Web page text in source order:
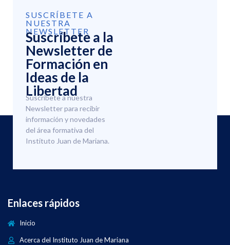
SUSCRÍBETE A
NUESTRA
NEWSLETTER
Suscríbete a la
Newsletter de
Formación en
Ideas de la
Libertad
Suscríbete a nuestra
Newsletter para recibir
información y novedades
del área formativa del
Instituto Juan de Mariana.
Enlaces rápidos
Inicio
Acerca del Instituto Juan de Mariana